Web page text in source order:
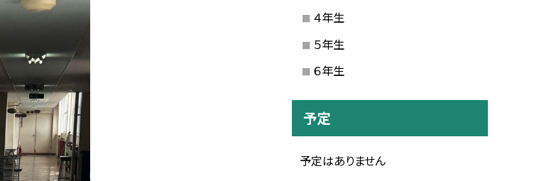
４年生
５年生
６年生
予定
予定はありません